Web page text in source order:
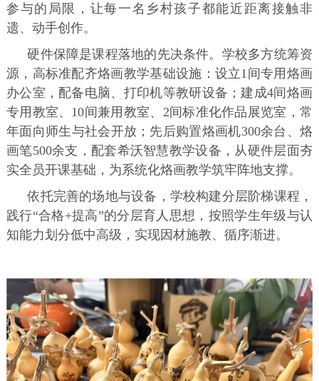
参与的局限，让每一名乡村孩子都能近距离接触非
遗、动手创作。
硬件保障是课程落地的先决条件。学校多方统筹资
源，高标准配齐烙画教学基础设施：设立1间专用烙画
办公室，配备电脑、打印机等教研设备；建成4间烙画
专用教室、10间兼用教室、2间标准化作品展览室，常
年面向师生与社会开放；先后购置烙画机300余台、烙
画笔500余支，配套希沃智慧教学设备，从硬件层面夯
实全员开课基础，为系统化烙画教学筑牢阵地支撑。
依托完善的场地与设备，学校构建分层阶梯课程，
践行“合格+提高”的分层育人思想，按照学生年级与认
知能力划分低中高级，实现因材施教、循序渐进。